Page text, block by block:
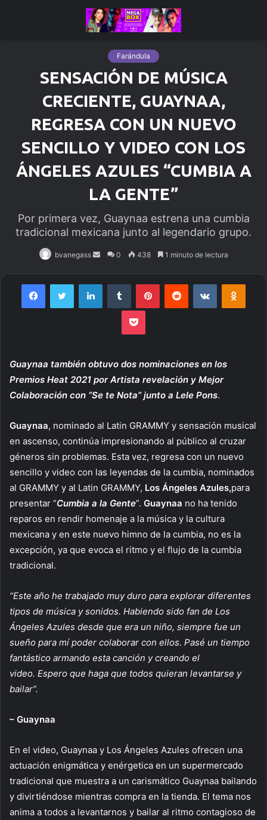
Farándula
SENSACIÓN DE MÚSICA
CRECIENTE, GUAYNAA,
REGRESA CON UN NUEVO
SENCILLO Y VIDEO CON LOS
ÁNGELES AZULES “CUMBIA A
LA GENTE”
Por primera vez, Guaynaa estrena una cumbia
tradicional mexicana junto al legendario grupo.
bvanegass
Send
email
0 438 1 minuto de lectura
Pocket
Guaynaa también obtuvo dos nominaciones en los
Premios Heat 2021 por Artista revelación y Mejor
Colaboración con “Se te Nota” junto a Lele Pons.
Guaynaa, nominado al Latin GRAMMY y sensación musical
en ascenso, continúa impresionando al público al cruzar
géneros sin problemas. Esta vez, regresa con un nuevo
sencillo y video con las leyendas de la cumbia, nominados
al GRAMMY y al Latin GRAMMY, Los Ángeles Azules,para
presentar “Cumbia a la Gente”. Guaynaa no ha tenido
reparos en rendir homenaje a la música y la cultura
mexicana y en este nuevo himno de la cumbia, no es la
excepción, ya que evoca el ritmo y el flujo de la cumbia
tradicional.
“Este año he trabajado muy duro para explorar diferentes
tipos de música y sonidos. Habiendo sido fan de Los
Ángeles Azules desde que era un niño, siempre fue un
sueño para mí poder colaborar con ellos. Pasé un tiempo
fantástico armando esta canción y creando el
video. Espero que haga que todos quieran levantarse y
bailar”.
– Guaynaa
En el video, Guaynaa y Los Ángeles Azules ofrecen una
actuación enigmática y enérgetica en un supermercado
tradicional que muestra a un carismático Guaynaa bailando
y divirtiéndose mientras compra en la tienda. El tema nos
anima a todos a levantarnos y bailar al ritmo contagioso de